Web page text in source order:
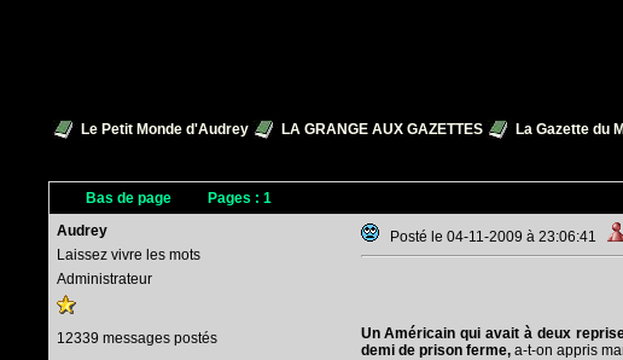
Le Petit Monde d'Audrey LA GRANGE AUX GAZETTES La Gazette du
Bas de page Pages : 1
Audrey
Laissez vivre les mots
Administrateur
12339 messages postés
Posté le 04-11-2009 à 23:06:41
Un Américain qui avait à deux
demi de prison ferme, a-t-on appris